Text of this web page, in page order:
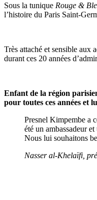
Sous la tunique Rouge &
l’histoire du Paris Saint-
Très attaché et sensible aux
durant ces 20 années
Enfant de la région
pour toutes ces années et
Presnel Kimpembe a
été un ambassadeur
Nous lui souhaitons
Nasser al-Khelaïfi,